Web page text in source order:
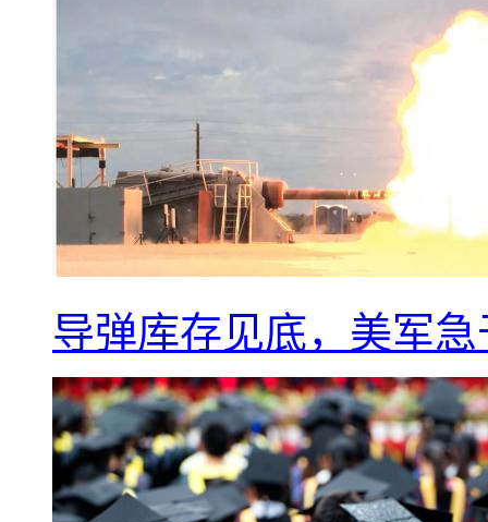
导弹库存见底，美军